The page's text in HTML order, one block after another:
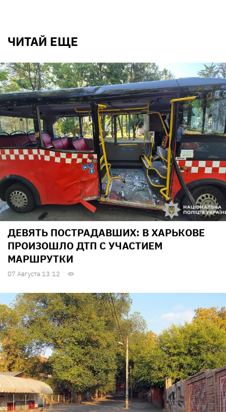
ЧИТАЙ ЕЩЕ
ДЕВЯТЬ ПОСТРАДАВШИХ: В ХАРЬКОВЕ
ПРОИЗОШЛО ДТП С УЧАСТИЕМ
МАРШРУТКИ
07 Августа 13:12